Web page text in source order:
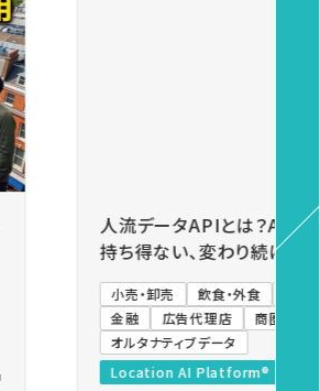
は？AIモデルが学習データとして
り続ける実世界の人流をつなぐ
メーカー
観光・自治体
出店計画
基礎知識